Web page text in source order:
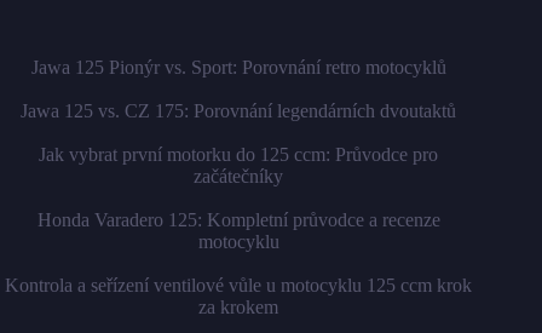
Jawa 125 Pionýr vs. Sport: Porovnání retro motocyklů
Jawa 125 vs. CZ 175: Porovnání legendárních dvoutaktů
Jak vybrat první motorku do 125 ccm: Průvodce pro
začátečníky
Honda Varadero 125: Kompletní průvodce a recenze
motocyklu
Kontrola a seřízení ventilové vůle u motocyklu 125 ccm krok
za krokem